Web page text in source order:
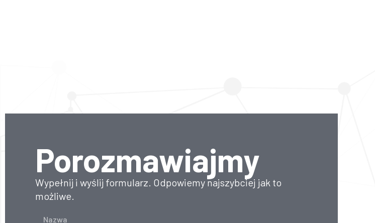
Porozmawiajmy
Wypełnij i wyślij formularz. Odpowiemy najszybciej jak to
możliwe.